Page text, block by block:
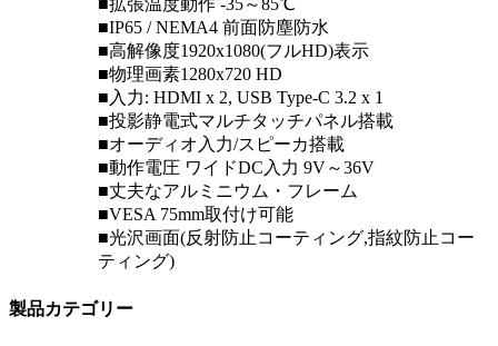
■拡張温度動作 -35～85℃
■IP65 / NEMA4 前面防塵防水
■高解像度1920x1080(フルHD)表示
■物理画素1280x720 HD
■入力: HDMI x 2, USB Type-C 3.2 x 1
■投影静電式マルチタッチパネル搭載
■オーディオ入力/スピーカ搭載
■動作電圧 ワイドDC入力 9V～36V
■丈夫なアルミニウム・フレーム
■VESA 75mm取付け可能
■光沢画面(反射防止コーティング,指紋防止コー
ティング)
製品カテゴリー